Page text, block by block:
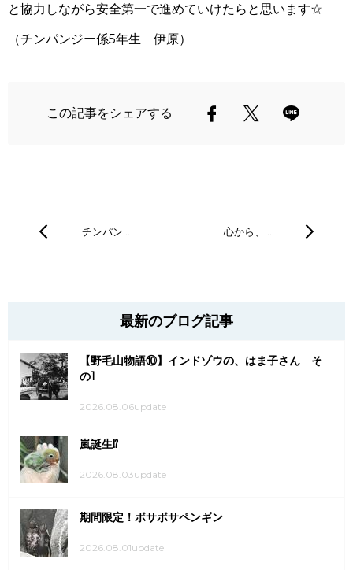
と協力しながら安全第一で進めていけたらと思います☆
（チンパンジー係5年生 伊原）
この記事をシェアする
チンパン… 心から、…
最新のブログ記事
【野毛山物語⑩】インドゾウの、はま子さん そ
の1
2026.08.06update
嵐誕生⁉
2026.08.03update
期間限定！ボサボサペンギン
2026.08.01update